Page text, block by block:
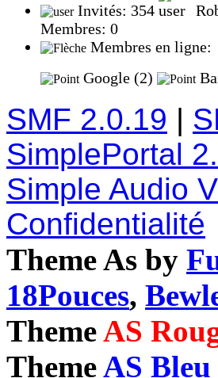
Invités: 354
Membres: 0
Membres en ligne:
Google (2)
SMF 2.0.19 |
SimplePortal
Simple Audio
Confidentialité
Theme As by
18Pouces,
ThemeAS
ThemeAS Bleu